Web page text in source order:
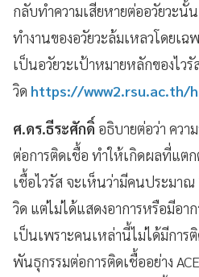
กลับทำความเสียหายต่ออวัยวะนั้
ทำงานของอวัยวะล้มเหลวโดยเฉ
เป็นอวัยวะเป้าหมายหลักของไวรั
วิด https://www2.rsu.ac.th/
ศ.ดร.ธีระศักดิ์ อธิบายต่อว่า คว
ต่อการติดเชื้อ ทำให้เกิดผลที่แต
เชื้อไวรัส จะเห็นว่ามีคนประมา
วิด แต่ไม่ได้แสดงอาการหรือมีอา
เป็นเพราะคนเหล่านี้ไม่ได้มีการติ
พันธุกรรมต่อการติดเชื้ออย่าง